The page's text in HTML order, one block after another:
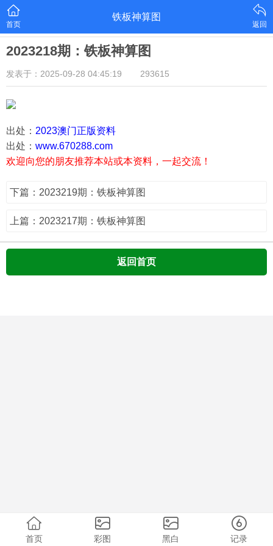
首页
铁板神算图
返回
2023218期：铁板神算图
发表于：2025-09-28 04:45:19 293615
出处： 2023澳门正版资料
出处： www.670288.com
欢迎向您的朋友推荐本站或本资料，一起交流！
下篇：2023219期：铁板神算图
上篇：2023217期：铁板神算图
返回首页
首页 彩图 黑白 记录